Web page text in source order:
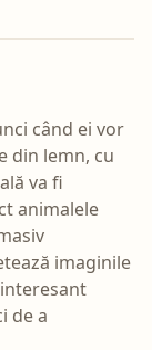
când ei vor
din lemn, cu
va fi
animalele
imaginile
de a